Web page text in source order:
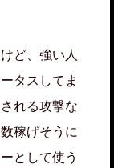
ど、強い人
タスしてま
れる攻撃な
稼げそうに
として使う